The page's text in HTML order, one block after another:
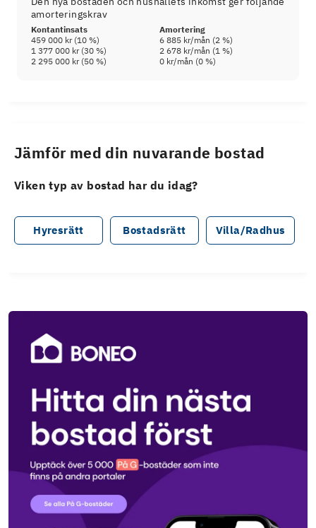
amorteringskrav
Kontantinsats
Amortering
459 000 kr(10 %) 6 885 kr/mån (2 %)
1 377 000 kr(30 %) 2 678 kr/mån (1 %)
2 295 000 kr(50 %) 0 kr/mån (0 %)
Jämför med din nuvarande bostad
Viken typ av bostad har du idag?
Hyresrätt Bostadsrätt Villa/Radhus